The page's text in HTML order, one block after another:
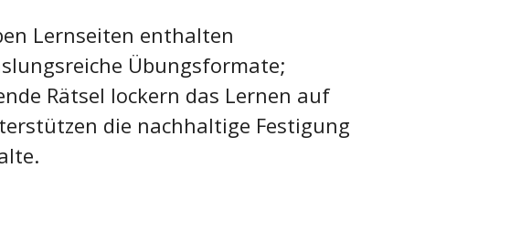
Lernseiten enthalten
Übungsformate;
Rätsel lockern das Lernen auf
die nachhaltige Festigung